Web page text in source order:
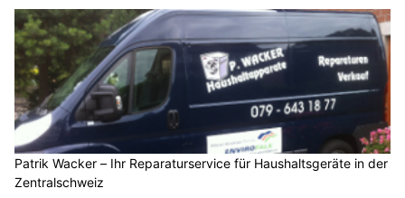
Patrik Wacker – Ihr Reparaturservice für Haushaltsgeräte in der
Zentralschweiz